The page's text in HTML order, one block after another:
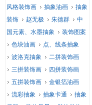
风格装饰画
抽象油画
抽象
装饰
赵无极 朱德群
中
国元素、水墨抽象
装饰图案
色块油画
点、线条抽象
波洛克抽象
二拼装饰画
三拼装饰画
四拼装饰画
五拼装饰画
金银箔油画
流彩抽象
抽象卡通
抽象